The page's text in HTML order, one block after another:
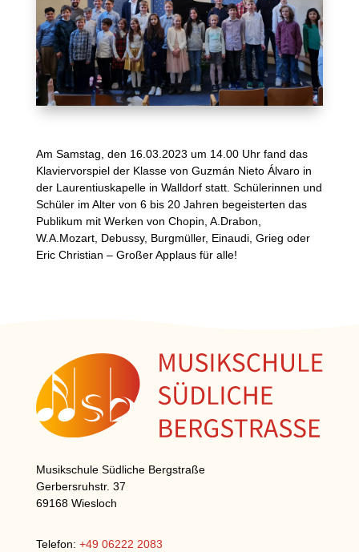
Am Samstag, den 16.03.2023 um 14.00 Uhr fand das
Klaviervorspiel der Klasse von Guzmán Nieto Álvaro in
der Laurentiuskapelle in Walldorf statt. Schülerinnen und
Schüler im Alter von 6 bis 20 Jahren begeisterten das
Publikum mit Werken von Chopin, A.Drabon,
W.A.Mozart, Debussy, Burgmüller, Einaudi, Grieg oder
Eric Christian – Großer Applaus für alle!
Musikschule Südliche Bergstraße
Gerbersruhstr. 37
69168 Wiesloch
Telefon: +49 06222 2083